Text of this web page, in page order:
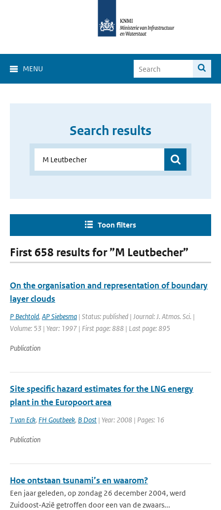
MENU
Search results
Toon filters
First 658 results for ”M Leutbecher”
On the organisation and representation of boundary
layer clouds
P Bechtold, AP Siebesma | Status: published | Journal: J. Atmos. Sci. |
Volume: 53 | Year: 1997 | First page: 888 | Last page: 895
Publication
Site specific hazard estimates for the LNG energy
plant in the Europoort area
T van Eck, FH Goutbeek, B Dost | Year: 2008 | Pages: 16
Publication
Hoe ontstaan tsunami’s en waarom?
Een jaar geleden, op zondag 26 december 2004, werd
Zuidoost-Azië getroffen door een van de zwaars...